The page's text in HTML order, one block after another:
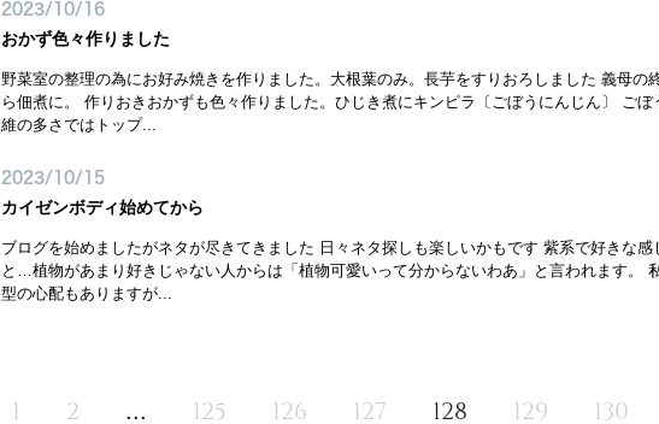
2023/10/16
おかず色々作りました
野菜室の整理の為にお好み焼きを作りました。大根葉のみ。長芋をすりおろしました 義母
ら佃煮に。 作りおきおかずも色々作りました。ひじき煮にキンピラ〔ごぼうにんじん〕 ご
維の多さではトップ...
2023/10/15
カイゼンボディ始めてから
ブログを始めましたがネタが尽きてきました 日々ネタ探しも楽しいかもです 紫系で好きな
と…植物があまり好きじゃない人からは「植物可愛いって分からないわあ」と言われます
型の心配もありますが...
1 2 ... 125 126 127 128 129 130